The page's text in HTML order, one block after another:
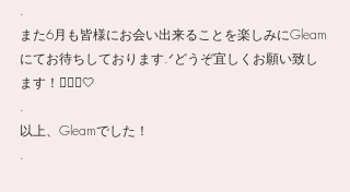
.
また6月も皆様にお会い出来ることを楽しみにGleam
にてお待ちしております.ᐟどうぞ宜しくお願い致し
ます！🙇🏻‍♀️🤍
.
以上、Gleamでした！
.